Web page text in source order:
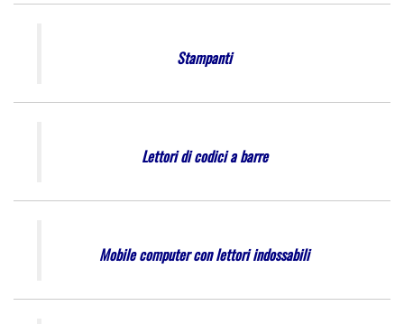
Stampanti
Lettori di codici a barre
Mobile computer con lettori indossabili